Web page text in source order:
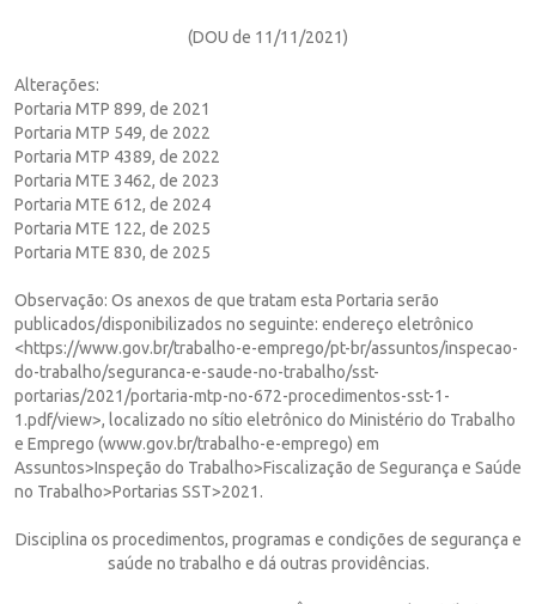
(DOU de 11/11/2021)
Alterações:
Portaria MTP 899, de 2021
Portaria MTP 549, de 2022
Portaria MTP 4389, de 2022
Portaria MTE 3462, de 2023
Portaria MTE 612, de 2024
Portaria MTE 122, de 2025
Portaria MTE 830, de 2025
Observação: Os anexos de que tratam esta Portaria serão
publicados/disponibilizados no seguinte: endereço eletrônico
<https://www.gov.br/trabalho-e-emprego/pt-br/assuntos/inspecao-
do-trabalho/seguranca-e-saude-no-trabalho/sst-
portarias/2021/portaria-mtp-no-672-procedimentos-sst-1-
1.pdf/view>, localizado no sítio eletrônico do Ministério do Trabalho
e Emprego (www.gov.br/trabalho-e-emprego) em
Assuntos>Inspeção do Trabalho>Fiscalização de Segurança e Saúde
no Trabalho>Portarias SST>2021.
Disciplina os procedimentos, programas e condições de segurança e
saúde no trabalho e dá outras providências.